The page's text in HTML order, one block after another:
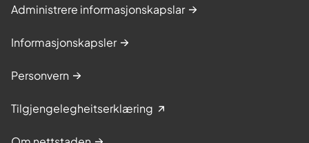
Administrere informasjonskapslar
Informasjonskapsler
Personvern
Tilgjengelegheitserklæring